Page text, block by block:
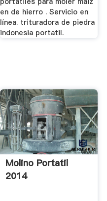
en de hierro . Servicio en
línea. trituradora de piedra
indonesia portatil.
Molino Portatil
2014